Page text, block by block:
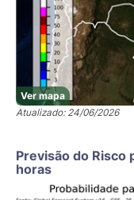
Ver mapa
Atualizado: 24/06/2026
Previsão do Risco
horas